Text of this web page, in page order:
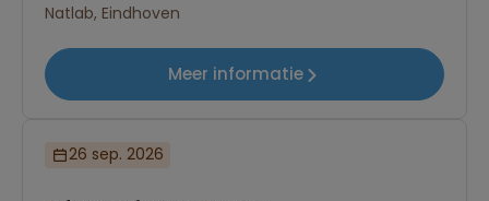
Natlab, Eindhoven
Meer informatie
26 sep. 2026